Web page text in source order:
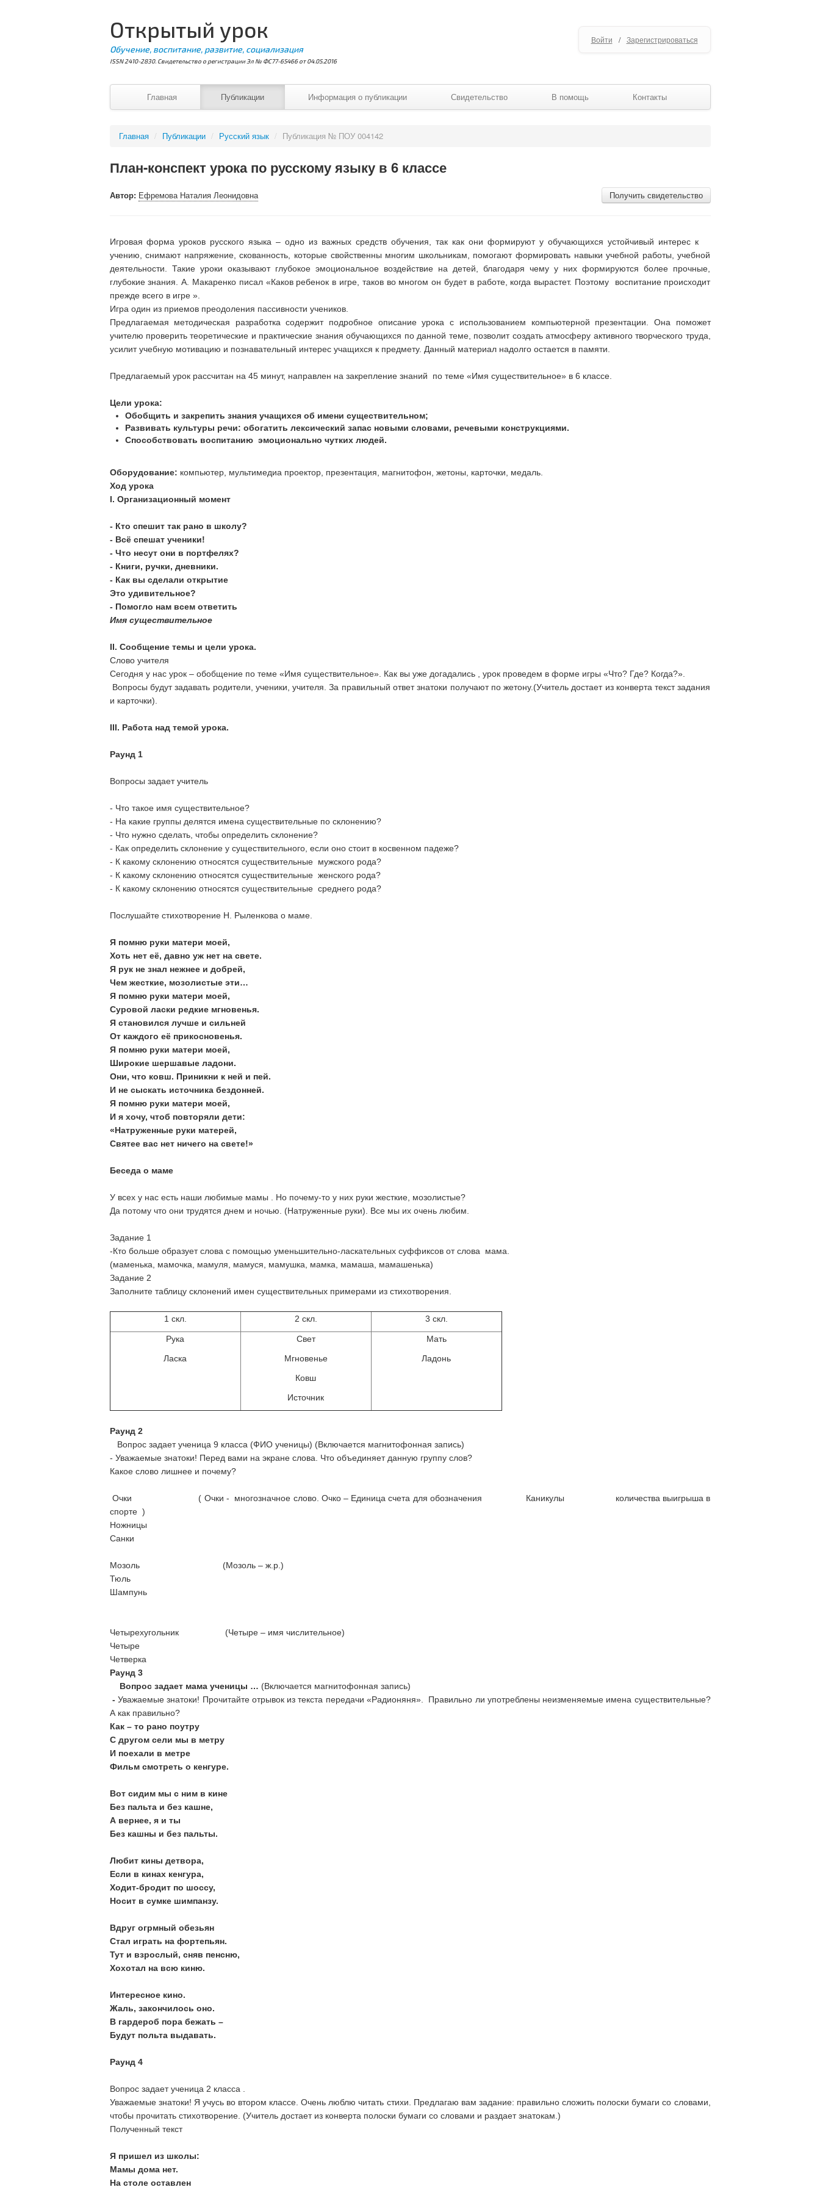
Открытый урок
Обучение, воспитание, развитие, социализация
ISSN 2410-2830. Свидетельство о регистрации Эл № ФС77-65466 от 04.05.2016
Войти / Зарегистрироваться
Главная Публикации Информация о публикации Свидетельство В помощь Контакты
Главная / Публикации / Русский язык / Публикация № ПОУ 004142
План-конспект урока по русскому языку в 6 классе
Получить свидетельство
Автор: Ефремова Наталия Леонидовна
Игровая форма уроков русского языка – одно из важных средств обучения, так как они формируют у обучающихся устойчивый интерес к
учению, снимают напряжение, скованность, которые свойственны многим школьникам, помогают формировать навыки учебной работы, учебной
деятельности. Такие уроки оказывают глубокое эмоциональное воздействие на детей, благодаря чему у них формируются более прочные,
глубокие знания. А. Макаренко писал «Каков ребенок в игре, таков во многом он будет в работе, когда вырастет. Поэтому воспитание происходит
прежде всего в игре ».
Игра один из приемов преодоления пассивности учеников.
Предлагаемая методическая разработка содержит подробное описание урока с использованием компьютерной презентации. Она поможет
учителю проверить теоретические и практические знания обучающихся по данной теме, позволит создать атмосферу активного творческого труда,
усилит учебную мотивацию и познавательный интерес учащихся к предмету. Данный материал надолго остается в памяти.
Предлагаемый урок рассчитан на 45 минут, направлен на закрепление знаний по теме «Имя существительное» в 6 классе.
Цели урока:
Обобщить и закрепить знания учащихся об имени существительном;
Развивать культуры речи: обогатить лексический запас новыми словами, речевыми конструкциями.
Способствовать воспитанию эмоционально чутких людей.
Оборудование: компьютер, мультимедиа проектор, презентация, магнитофон, жетоны, карточки, медаль.
Ход урока
I. Организационный момент
- Кто спешит так рано в школу?
- Всё спешат ученики!
- Что несут они в портфелях?
- Книги, ручки, дневники.
- Как вы сделали открытие
Это удивительное?
- Помогло нам всем ответить
Имя существительное
II. Сообщение темы и цели урока.
Слово учителя
Сегодня у нас урок – обобщение по теме «Имя существительное». Как вы уже догадались , урок проведем в форме игры «Что? Где? Когда?».
Вопросы будут задавать родители, ученики, учителя. За правильный ответ знатоки получают по жетону.(Учитель достает из конверта текст задания
и карточки).
III. Работа над темой урока.
Раунд 1
Вопросы задает учитель
- Что такое имя существительное?
- На какие группы делятся имена существительные по склонению?
- Что нужно сделать, чтобы определить склонение?
- Как определить склонение у существительного, если оно стоит в косвенном падеже?
- К какому склонению относятся существительные мужского рода?
- К какому склонению относятся существительные женского рода?
- К какому склонению относятся существительные среднего рода?
Послушайте стихотворение Н. Рыленкова о маме.
Я помню руки матери моей,
Хоть нет её, давно уж нет на свете.
Я рук не знал нежнее и добрей,
Чем жесткие, мозолистые эти…
Я помню руки матери моей,
Суровой ласки редкие мгновенья.
Я становился лучше и сильней
От каждого её прикосновенья.
Я помню руки матери моей,
Широкие шершавые ладони.
Они, что ковш. Приникни к ней и пей.
И не сыскать источника бездонней.
Я помню руки матери моей,
И я хочу, чтоб повторяли дети:
«Натруженные руки матерей,
Святее вас нет ничего на свете!»
Беседа о маме
У всех у нас есть наши любимые мамы . Но почему-то у них руки жесткие, мозолистые?
Да потому что они трудятся днем и ночью. (Натруженные руки). Все мы их очень любим.
Задание 1
-Кто больше образует слова с помощью уменьшительно-ласкательных суффиксов от слова мама.
(маменька, мамочка, мамуля, мамуся, мамушка, мамка, мамаша, мамашенька)
Задание 2
Заполните таблицу склонений имен существительных примерами из стихотворения.
1 скл. 2 скл. 3 скл.
Рука
Ласка
Свет
Мгновенье
Ковш
Источник
Мать
Ладонь
Раунд 2
Вопрос задает ученица 9 класса (ФИО ученицы) (Включается магнитофонная запись)
- Уважаемые знатоки! Перед вами на экране слова. Что объединяет данную группу слов?
Какое слово лишнее и почему?
Очки ( Очки - многозначное слово. Очко – Единица счета для обозначения Каникулы количества выигрыша в
спорте )
Ножницы
Санки
Мозоль (Мозоль – ж.р.)
Тюль
Шампунь
Четырехугольник (Четыре – имя числительное)
Четыре
Четверка
Раунд 3
Вопрос задает мама ученицы … (Включается магнитофонная запись)
- Уважаемые знатоки! Прочитайте отрывок из текста передачи «Радионяня». Правильно ли употреблены неизменяемые имена существительные?
А как правильно?
Как – то рано поутру
С другом сели мы в метру
И поехали в метре
Фильм смотреть о кенгуре.
Вот сидим мы с ним в кине
Без пальта и без кашне,
А вернее, я и ты
Без кашны и без пальты.
Любит кины детвора,
Если в кинах кенгура,
Ходит-бродит по шоссу,
Носит в сумке шимпанзу.
Вдруг огрмный обезьян
Стал играть на фортепьян.
Тут и взрослый, сняв пенсню,
Хохотал на всю киню.
Интересное кино.
Жаль, закончилось оно.
В гардероб пора бежать –
Будут польта выдавать.
Раунд 4
Вопрос задает ученица 2 класса .
Уважаемые знатоки! Я учусь во втором классе. Очень люблю читать стихи. Предлагаю вам задание: правильно сложить полоски бумаги со словами,
чтобы прочитать стихотворение. (Учитель достает из конверта полоски бумаги со словами и раздает знатокам.)
Полученный текст
Я пришел из школы:
Мамы дома нет.
На столе оставлен